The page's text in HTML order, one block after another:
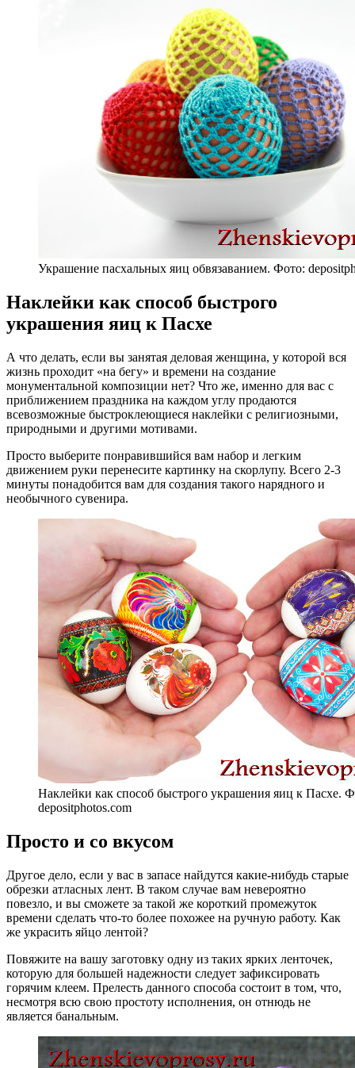
Украшение пасхальных яиц обвязаванием. Фото:
Наклейки как способ быстрого
украшения яиц к Пасхе
А что делать, если вы занятая деловая женщина, у которой вся
жизнь проходит «на бегу» и времени на создание
монументальной композиции нет? Что же, именно для вас с
приближением праздника на каждом углу продаются
всевозможные быстроклеющиеся наклейки с религиозными,
природными и другими мотивами.
Просто выберите понравившийся вам набор и легким
движением руки перенесите картинку на скорлупу. Всего 2-3
минуты понадобится вам для создания такого нарядного и
необычного сувенира.
Наклейки как способ быстрого украшения яиц к Пасхе.
depositphotos.com
Просто и со вкусом
Другое дело, если у вас в запасе найдутся какие-нибудь старые
обрезки атласных лент. В таком случае вам невероятно
повезло, и вы сможете за такой же короткий промежуток
времени сделать что-то более похожее на ручную работу. Как
же украсить яйцо лентой?
Повяжите на вашу заготовку одну из таких ярких ленточек,
которую для большей надежности следует зафиксировать
горячим клеем. Прелесть данного способа состоит в том, что,
несмотря всю свою простоту исполнения, он отнюдь не
является банальным.